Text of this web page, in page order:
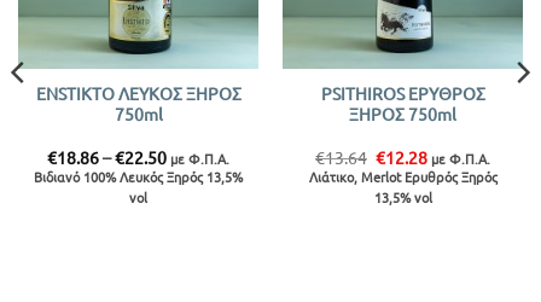
ENSTIKTO ΛΕΥΚΟΣ ΞΗΡΟΣ
750ml
€18.86–€22.50Price
range:
€18.86
με Φ.Π.Α.
Βιδιανό 100% Λευκός Ξηρός 13,5%
vol
PSITHIROS ΕΡΥΘΡΟΣ
ΞΗΡΟΣ 750ml
€13.64 Original
price
was:
€13.64.
€12.28Η
τρέχουσα
τιμή
είναι:
με Φ.Π.Α.
Λιάτικο, Merlot Ερυθρός Ξηρός
13,5% vol